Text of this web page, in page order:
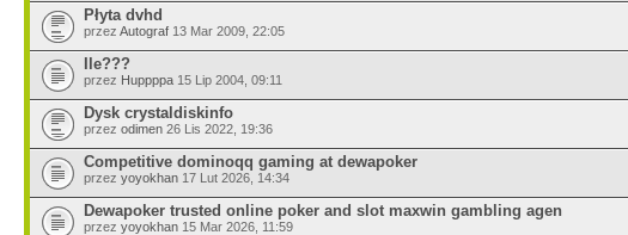
Płyta dvhd
przez Autograf 13 Mar 2009, 22:05
Ile???
przez Huppppa 15 Lip 2004, 09:11
Dysk crystaldiskinfo
przez odimen 26 Lis 2022, 19:36
Competitive dominoqq gaming at dewapoker
przez yoyokhan 17 Lut 2026, 14:34
Dewapoker trusted online poker and slot maxwin gambling agen
przez yoyokhan 15 Mar 2026, 11:59